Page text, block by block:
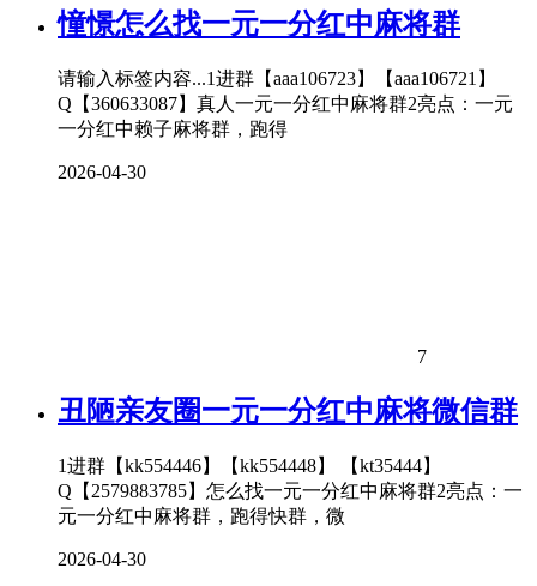
憧憬怎么找一元一分红中麻将群
请输入标签内容...1进群【aaa106723】【aaa106721】
Q【360633087】真人一元一分红中麻将群2亮点：一元
一分红中赖子麻将群，跑得
2026-04-30
7
丑陋亲友圈一元一分红中麻将微信群
1进群【kk554446】【kk554448】 【kt35444】
Q【2579883785】怎么找一元一分红中麻将群2亮点：一
元一分红中麻将群，跑得快群，微
2026-04-30